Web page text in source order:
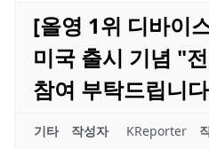
[올영 1위 디바이
미국 출시 기념 "
참여 부탁드립니
기타 작성자 KReporter